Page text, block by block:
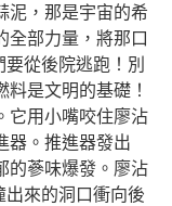
泥，那是宇宙的希
全部力量，將那口
從後院逃跑！別
是文明的基礎！
它用小嘴咬住廖沾
器。推進器發出
的蔘味爆發。廖沾
來的洞口衝向後